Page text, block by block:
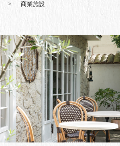
商業施設